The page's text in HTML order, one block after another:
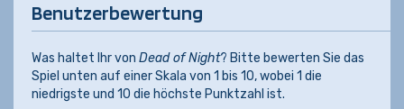
Benutzerbewertung
Was haltet Ihr von Dead of Night? Bitte bewerten Sie das
Spiel unten auf einer Skala von 1 bis 10, wobei 1 die
niedrigste und 10 die höchste Punktzahl ist.